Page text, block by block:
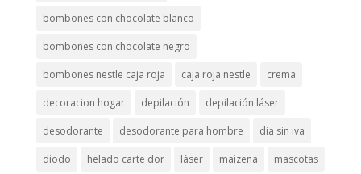
bombones con chocolate blanco
bombones con chocolate negro
bombones nestle caja roja caja roja nestle crema
decoracion hogar depilación depilación láser
desodorante desodorante para hombre dia sin iva
diodo helado carte dor láser maizena mascotas